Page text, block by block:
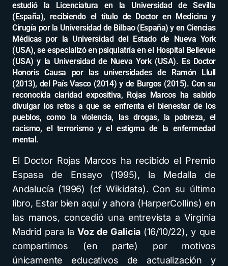
estudió la Licenciatura en la Universidad de Sevilla
(España), recibiendo el título de Doctor en Medicina y
Cirugía por la Universidad de Bilbao (España) y en Ciencias
Médicas por la Universidad del Estado de Nueva York
(USA), se especializó en psiquiatría en el Hospital Bellevue
(USA) y la Universidad de Nueva York (USA). Es Doctor
Honoris Causa por las universidades de Ramón Llull
(2013), del País Vasco (2014) y de Burgos (2015). Con su
reconocida claridad expositiva, Rojas Marcos ha sabido
divulgar los retos a que se enfrenta el bienestar de los
pueblos, como la violencia, las drogas, la pobreza, el
racismo, el terrorismo y el estigma de la enfermedad
mental.
El Doctor Rojas Marcos ha recibido el Premio
Espasa de Ensayo (1995), la Medalla de
Andalucía (1996) (cf Wikidata). Con su último
libro, Estar bien aquí y ahora (HarperCollins) en
las manos, concedió una entrevista a Virginia
Madrid para laVoz de Galicia (16/10/22), y que
compartimos (en parte) por motivos
únicamente educativos de actualización y